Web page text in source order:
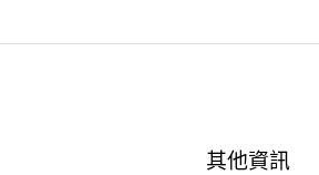
其他資訊